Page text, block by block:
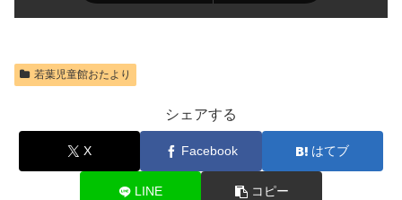
若葉児童館おたより
シェアする
X Facebook はてブ
LINE コピー